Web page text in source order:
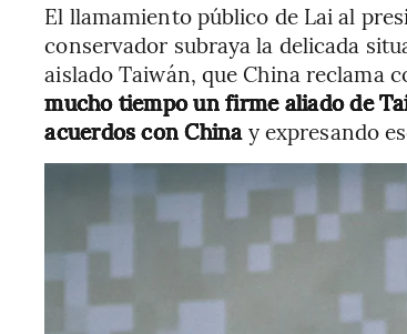
El llamamiento público de Lai al
conservador subraya la delicada
aislado Taiwán, que China reclama
mucho tiempo un firme aliado de
acuerdos con Chinay expresando